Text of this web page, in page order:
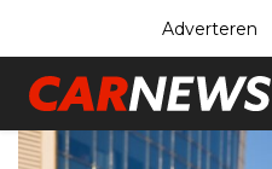
Adverteren